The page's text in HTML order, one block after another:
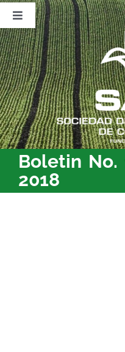
Saltar
contenido
Toggle
Navigation
Nosotros
Publicaciones
Sala de Prensa
Eventos
Boletin No.
2018